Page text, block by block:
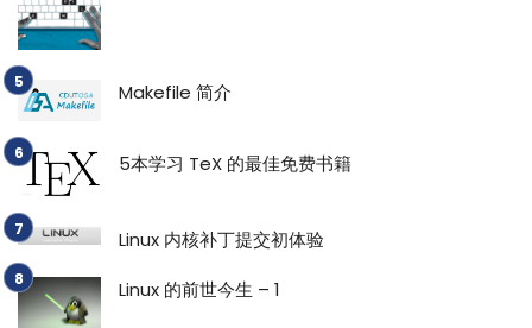
Makefile 简介
5本学习 TeX 的最佳免费书籍
Linux 内核补丁提交初体验
Linux 的前世今生 – 1